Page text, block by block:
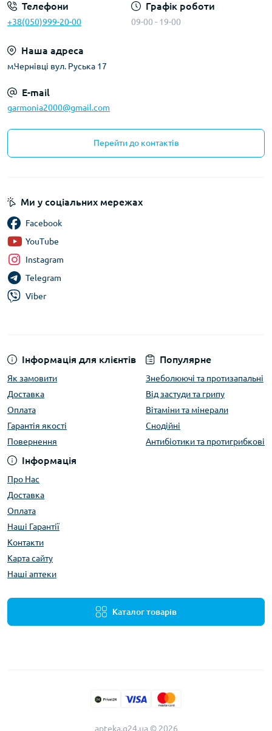
Телефони
+38(050)999-20-00
Графік роботи
09-00 - 19-00
Наша адреса
м.Чернівці вул. Руська 17
E-mail
garmonia2000@gmail.com
Перейти до контактів
Інформація для клієнтів
Як замовити
Доставка
Оплата
Гарантія якості
Повернення
Популярне
Знеболюючі та протизапальні
Від застуди та грипу
Вітаміни та мінерали
Снодійні
Антибіотики та протигрибкові
Інформація
Про Нас
Доставка
Оплата
Наші Гарантії
Контакти
Карта сайту
Наші аптеки
Каталог товарів
Ми у соціальних мережах
Facebook
YouTube
Instagram
Telegram
Viber
apteka.g24.ua © 2026